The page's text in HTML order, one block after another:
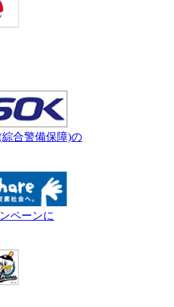
合警備保障)の
ンペーンに